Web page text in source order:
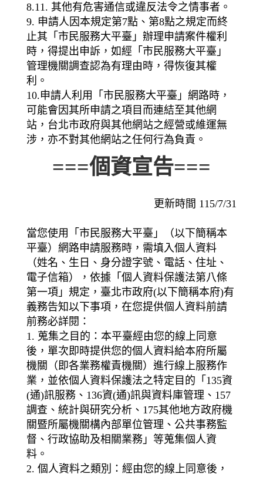
8.11. 其他有危害通信或違反法令之情事者。
9. 申請人因本規定第7點、第8點之規定而終
止其「市民服務大平臺」辦理申請案件權利
時，得提出申訴，如經「市民服務大平臺」
管理機關調查認為有理由時，得恢復其權
利。
10.申請人利用「市民服務大平臺」網路時，
可能會因其所申請之項目而連結至其他網
站，台北市政府與其他網站之經營或維運無
涉，亦不對其他網站之任何行為負責。
===個資宣告===
更新時間 115/7/31
當您使用「市民服務大平臺」（以下簡稱本
平臺）網路申請服務時，需填入個人資料
（姓名、生日、身分證字號、電話、住址、
電子信箱），依據「個人資料保護法第八條
第一項」規定，臺北市政府(以下簡稱本府)有
義務告知以下事項，在您提供個人資料前請
前務必詳閱：
1. 蒐集之目的：本平臺經由您的線上同意
後，單次即時提供您的個人資料給本府所屬
機關（即各業務權責機關）進行線上服務作
業，並依個人資料保護法之特定目的「135資
(通)訊服務、136資(通)訊與資料庫管理、157
調查、統計與研究分析、175其他地方政府機
關暨所屬機關構內部單位管理、公共事務監
督、行政協助及相關業務」等蒐集個人資
料。
2. 個人資料之類別：經由您的線上同意後，